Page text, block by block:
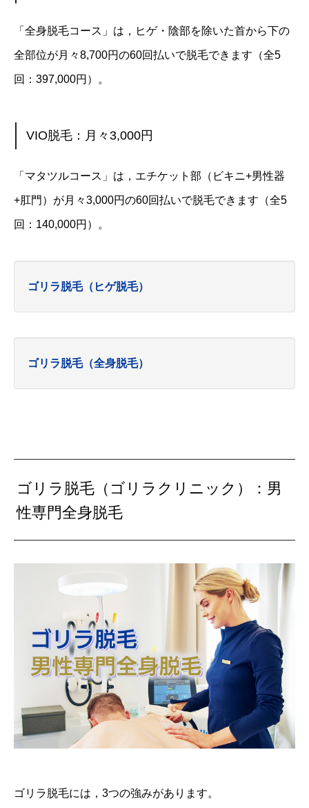
「全身脱毛コース」は，ヒゲ・陰部を除いた首から下の
全部位が月々8,700円の60回払いで脱毛できます（全5
回：397,000円）。
VIO脱毛：月々3,000円
「マタツルコース」は，エチケット部（ビキニ+男性器
+肛門）が月々3,000円の60回払いで脱毛できます（全5
回：140,000円）。
ゴリラ脱毛（ヒゲ脱毛）
ゴリラ脱毛（全身脱毛）
ゴリラ脱毛（ゴリラクリニック）：男
性専門全身脱毛
ゴリラ脱毛には，3つの強みがあります。